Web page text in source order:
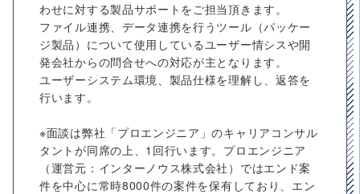
わせに対する製品サポートをご担当頂きます。
ファイル連携、データ連携を行うツール（パッケー
ジ製品）について使用しているユーザー情シスや開
発会社からの問合せへの対応が主となります。
ユーザーシステム環境、製品仕様を理解し、返答を
行います。
※面談は弊社「プロエンジニア」のキャリアコンサル
タントが同席の上、1回行います。プロエンジニア
（運営元：インターノウス株式会社）ではエンド案
件を中心に常時8000件の案件を保有しており、エン